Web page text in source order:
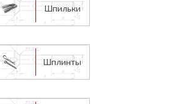
Шпильки
Шплинты